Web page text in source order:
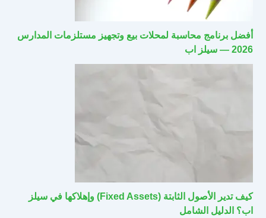
أفضل برنامج محاسبة لمحلات بيع وتجهيز مستلزمات المدارس
2026 — سيلز اب
كيف تدير الأصول الثابتة (Fixed Assets) وإهلاكها في سيلز
اب؟ الدليل الشامل